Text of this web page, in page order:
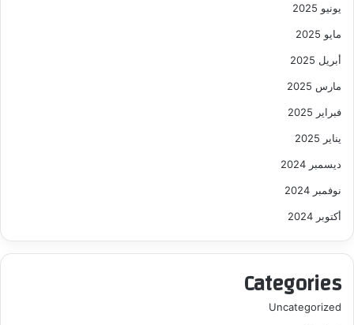
يونيو 2025
مايو 2025
أبريل 2025
مارس 2025
فبراير 2025
يناير 2025
ديسمبر 2024
نوفمبر 2024
أكتوبر 2024
Categories
Uncategorized